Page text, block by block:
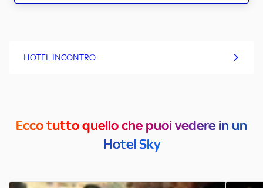
HOTEL INCONTRO
Ecco tutto quello che puoi vedere in un
Hotel Sky